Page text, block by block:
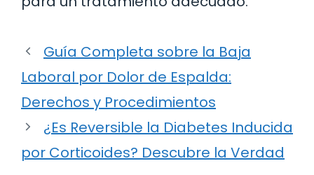
Guía Completa sobre la Baja
Laboral por Dolor de Espalda:
Derechos y Procedimientos
¿Es Reversible la Diabetes Inducida
por Corticoides? Descubre la Verdad